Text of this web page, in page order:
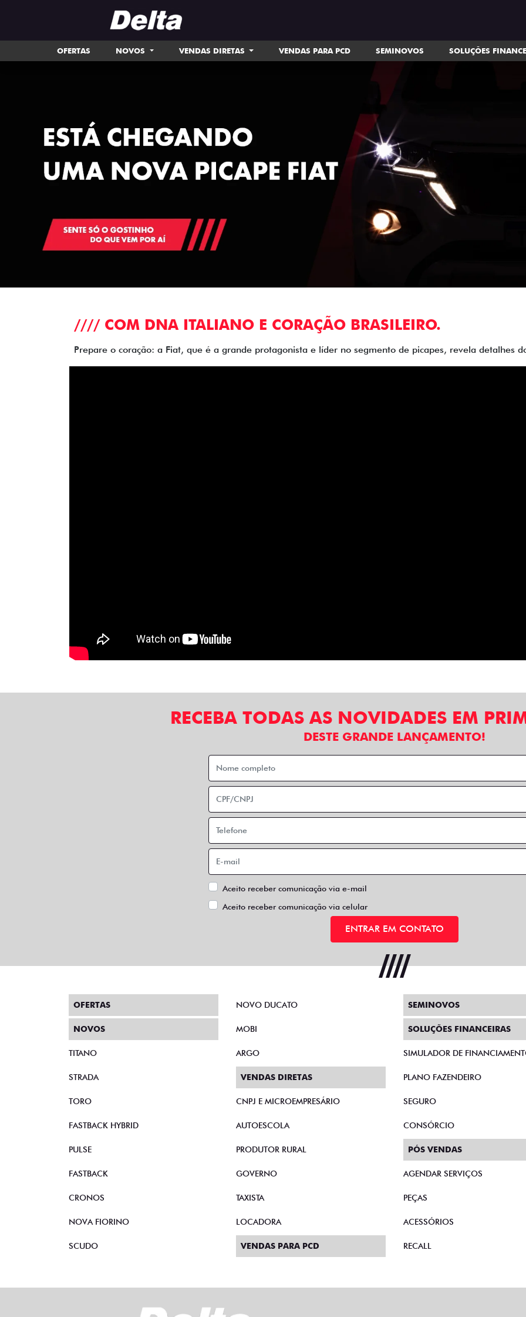
OFERTAS NOVOS VENDAS DIRETAS VENDAS PARA PCD SEMINOVOS SOLUÇÕES
//// COM DNA ITALIANO E CORAÇÃO BRASILEIRO.
Prepare o coração: a Fiat, que é a grande protagonista e líder no segmento de picapes, revela detalhes
RECEBA TODAS AS NOVIDADES EM
DESTE GRANDE LANÇAMENTO!
Aceito receber comunicação via e-mail
Aceito receber comunicação via celular
ENTRAR EM CONTATO
OFERTAS
NOVOS
TITANO
STRADA
TORO
FASTBACK HYBRID
PULSE
FASTBACK
CRONOS
NOVA FIORINO
SCUDO
NOVO DUCATO
MOBI
ARGO
VENDAS DIRETAS
CNPJ E MICROEMPRESÁRIO
AUTOESCOLA
PRODUTOR RURAL
GOVERNO
TAXISTA
LOCADORA
VENDAS PARA PCD
SEMINOVOS
SOLUÇÕES FINANCEIRAS
SIMULADOR DE
PLANO FAZENDEIRO
SEGURO
CONSÓRCIO
PÓS VENDAS
AGENDAR SERVIÇOS
PEÇAS
ACESSÓRIOS
RECALL